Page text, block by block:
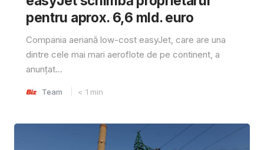
pentru aprox. 6,6 mld. euro
Compania aeriană low-cost easyJet, care are una
dintre cele mai mari aeroflote de pe continent, a
anunțat...
Team < 1 min